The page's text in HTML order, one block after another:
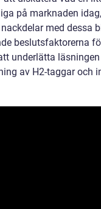
på marknaden
med dessa
beslutsfaktorerna
underlätta
av H2-taggar och